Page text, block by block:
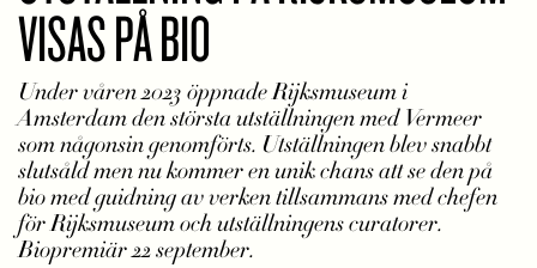
VISAS PÅ BIO
Under våren 2023 öppnade Rijksmuseum i
Amsterdam den största utställningen med Vermeer
som någonsin genomförts. Utställningen blev snabbt
slutsåld men nu kommer en unik chans att se den på
bio med guidning av verken tillsammans med chefen
för Rijksmuseum och utställningens curatorer.
Biopremiär 22 september.